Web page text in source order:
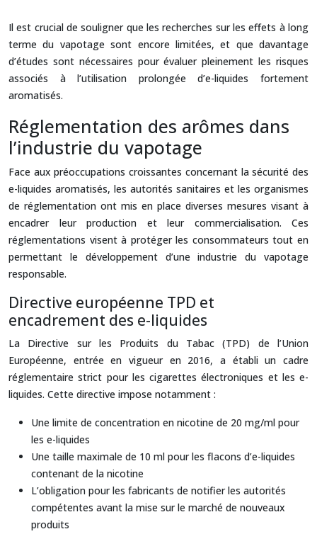
Il est crucial de souligner que les recherches sur les effets à long
terme du vapotage sont encore limitées, et que davantage
d’études sont nécessaires pour évaluer pleinement les risques
associés à l’utilisation prolongée d’e-liquides fortement
aromatisés.
Réglementation des arômes dans
l’industrie du vapotage
Face aux préoccupations croissantes concernant la sécurité des
e-liquides aromatisés, les autorités sanitaires et les organismes
de réglementation ont mis en place diverses mesures visant à
encadrer leur production et leur commercialisation. Ces
réglementations visent à protéger les consommateurs tout en
permettant le développement d’une industrie du vapotage
responsable.
Directive européenne TPD et
encadrement des e-liquides
La Directive sur les Produits du Tabac (TPD) de l’Union
Européenne, entrée en vigueur en 2016, a établi un cadre
réglementaire strict pour les cigarettes électroniques et les e-
liquides. Cette directive impose notamment :
Une limite de concentration en nicotine de 20 mg/ml pour
les e-liquides
Une taille maximale de 10 ml pour les flacons d’e-liquides
contenant de la nicotine
L’obligation pour les fabricants de notifier les autorités
compétentes avant la mise sur le marché de nouveaux
produits